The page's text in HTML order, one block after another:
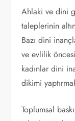
Ahlaki ve dini
taleplerinin
Bazı dini
ve evlilik
kadınlar dini
dikimi
Toplumsal